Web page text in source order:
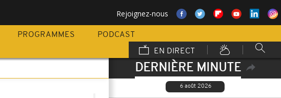
Rejoignez-nous
PROGRAMMES
PODCAST
EN DIRECT
DERNIÈRE MINUTE
6 août 2026